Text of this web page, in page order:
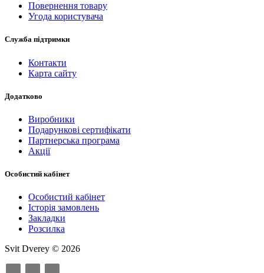
Повернення товару
Угода користувача
Служба підтримки
Контакти
Карта сайту
Додатково
Виробники
Подарункові сертифікати
Партнерська програма
Акції
Особистий кабінет
Особистий кабінет
Історія замовлень
Закладки
Розсилка
Svit Dverey © 2026